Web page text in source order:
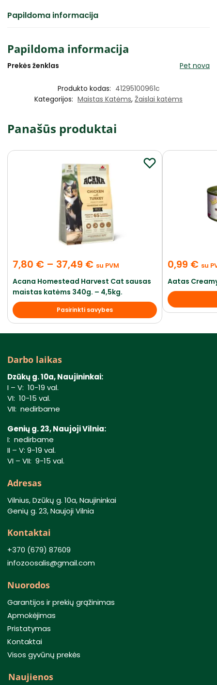
Papildoma informacija
Papildoma informacija
Prekės ženklas Pet nova
Produkto kodas: 41295100961c
Kategorijos: Maistas Katėms, Žaislai katėms
Panašūs produktai
7,80 € – 37,49 € su PVM
Acana Homestead Harvest Cat sausas
maistas katėms 340g. – 4,5kg.
Pasirinkti savybes
0,99 € su
Aatas
Darbo laikas
Dzūkų g. 10a, Naujininkai:
I – V: 10-19 val.
VI: 10-15 val.
VII: nedirbame
Genių g. 23, Naujoji Vilnia:
I: nedirbame
II – V: 9-19 val.
VI – VII: 9-15 val.
Adresas
Vilnius, Dzūkų g. 10a, Naujininkai
Genių g. 23, Naujoji Vilnia
Kontaktai
+370 (679) 87609
infozoosalis@gmail.com
Nuorodos
Garantijos ir prekių grąžinimas
Apmokėjimas
Pristatymas
Kontaktai
Visos gyvūnų prekės
Naujienos